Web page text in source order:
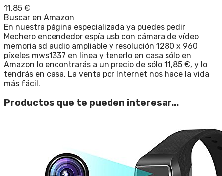
11,85 €
Buscar en Amazon
En nuestra página especializada ya puedes pedir
Mechero encendedor espía usb con cámara de vídeo
memoria sd audio ampliable y resolución 1280 x 960
píxeles mws1337 en linea y tenerlo en casa sólo en
Amazon lo encontrarás a un precio de sólo 11,85 €, y lo
tendrás en casa. La venta por Internet nos hace la vida
más fácil.
Productos que te pueden interesar...